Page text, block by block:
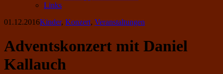
Links
01.12.2016Kinder, Konzert, Veranstaltungen
Adventskonzert mit Daniel
Kallauch